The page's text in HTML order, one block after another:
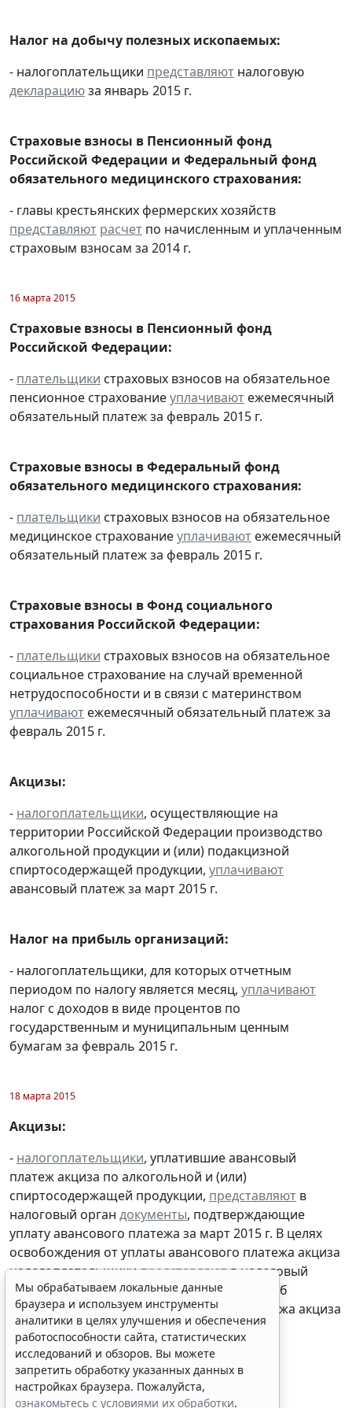
Налог на добычу полезных ископаемых:
- налогоплательщики представляют налоговую
декларациюза январь 2015 г.
Страховые взносы в Пенсионный фонд
Российской Федерации и Федеральный фонд
обязательного медицинского страхования:
- главы крестьянских фермерских хозяйств
представляют расчет по начисленным и уплаченным
страховым взносам за 2014 г.
16 марта 2015
Страховые взносы в Пенсионный фонд
Российской Федерации:
- плательщики страховых взносов на обязательное
пенсионное страхованиеуплачивают ежемесячный
обязательный платеж за февраль 2015 г.
Страховые взносы в Федеральный фонд
обязательного медицинского страхования:
- плательщики страховых взносов на обязательное
медицинское страхованиеуплачивают ежемесячный
обязательный платеж за февраль 2015 г.
Страховые взносы в Фонд социального
страхования Российской Федерации:
- плательщики страховых взносов на обязательное
социальное страхование на случай временной
нетрудоспособности и в связи с материнством
уплачивают ежемесячный обязательный платеж за
февраль 2015 г.
Акцизы:
- налогоплательщики, осуществляющие на
территории Российской Федерации производство
алкогольной продукции и (или) подакцизной
спиртосодержащей продукции, уплачивают
авансовый платеж за март 2015 г.
Налог на прибыль организаций:
- налогоплательщики, для которых отчетным
периодом по налогу является месяц, уплачивают
налог с доходов в виде процентов по
государственным и муниципальным ценным
бумагам за февраль 2015 г.
18 марта 2015
Акцизы:
- налогоплательщики, уплатившие авансовый
платеж акциза по алкогольной и (или)
спиртосодержащей продукции, представляют в
налоговый орган документы, подтверждающие
уплату авансового платежа за март 2015 г. В целях
освобождения от уплаты авансового платежа акциза
налогоплательщикипредставляютв налоговый
орган банковскую гарантию иизвещение
об
освобождении от уплаты авансового платежа акциза
20 марта 2015
Косвенные налоги:
Мы обрабатываем локальные данные
браузера и используем инструменты
аналитики в целях улучшения и обеспечения
работоспособности сайта, статистических
исследований и обзоров. Вы можете
запретить обработку указанных данных в
настройках браузера. Пожалуйста,
ознакомьтесь с условиями их обработки.
Принять